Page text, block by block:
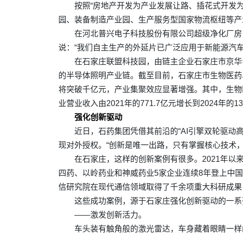
按照“房地产开发为产业发展让路、插花式开发
园、装备制造产业园、生产服务型国家物流枢纽等
在河北普兴电子科技股份有限公司超级净化厂
说：“我们自主生产的外延片已广泛应用于新能源汽
在石家庄联盟科技园，由链主企业石家庄市京
的半导体照明产业链。截至目前，石家庄市生物医
将突破千亿元，产业集聚效应显著增强。其中，生
业营业收入由2021年的771.7亿元增长到2024年的
强化创新驱动
近日，石药集团凭借其前沿的“AI引擎双轮驱动
现对外授权。“创新是唯一出路，只有掌握核心技术
在石家庄，这样的创新案例有很多。2021年以
四药、以岭药业和神威药业5家企业连续8年登上中
信研究院在现代通信领域取得了千余项重大科研成
这些成功案例，源于石家庄强化创新驱动的一系
——激发创新活力。
车头装有触角般的激光雷达，车身藏着眼睛一